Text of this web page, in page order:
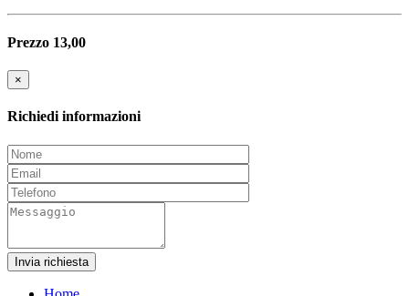
Prezzo 13,00
×
Richiedi informazioni
Invia richiesta